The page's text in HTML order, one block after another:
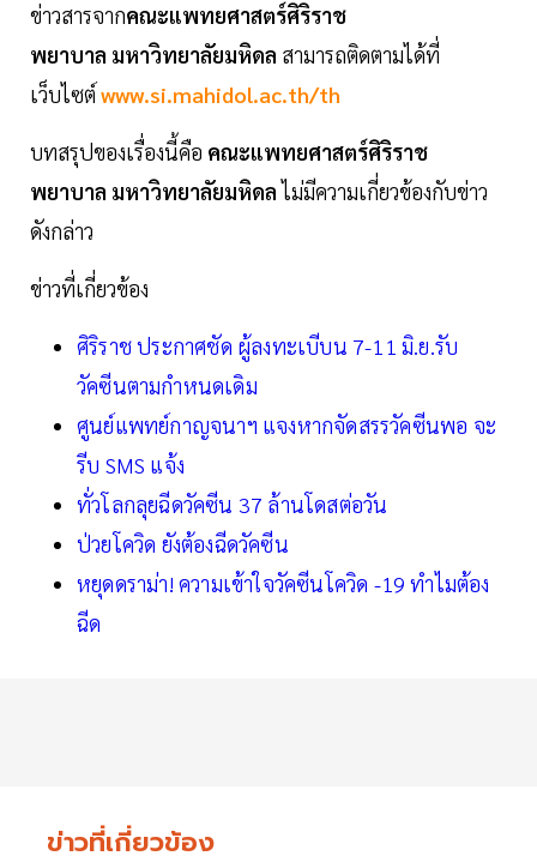
ข่าวสารจากคณะแพทยศาสตร์ศิริราช
พยาบาล มหาวิทยาลัยมหิดล สามารถติดตามได้ที่
เว็บไซต์ www.si.mahidol.ac.th/th
บทสรุปของเรื่องนี้คือ คณะแพทยศาสตร์ศิริราช
พยาบาล มหาวิทยาลัยมหิดลไม่มีความเกี่ยวข้องกับข่าว
ดังกล่าว
ข่าวที่เกี่ยวข้อง
ศิริราช ประกาศชัด ผู้ลงทะเบีบน 7-11 มิ.ย.รับ
วัคซีนตามกำหนดเดิม
ศูนย์แพทย์กาญจนาฯ แจงหากจัดสรรวัคซีนพอ จะ
รีบ SMS แจ้ง
ทั่วโลกลุยฉีดวัคซีน 37 ล้านโดสต่อวัน
ป่วยโควิด ยังต้องฉีดวัคซีน
หยุดดราม่า! ความเข้าใจวัคซีนโควิด -19 ทำไมต้อง
ฉีด
ข่าวที่เกี่ยวข้อง